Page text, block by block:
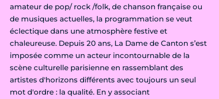
amateur de pop/ rock /folk, de chanson française ou
de musiques actuelles, la programmation se veut
éclectique dans une atmosphère festive et
chaleureuse. Depuis 20 ans, La Dame de Canton s’est
imposée comme un acteur incontournable de la
scène culturelle parisienne en rassemblant des
artistes d'horizons différents avec toujours un seul
mot d'ordre : la qualité. En y associant